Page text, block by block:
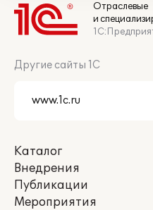
Отраслевые
и
Другие сайты 1С
Каталог
Внедрения
Публикации
Мероприятия